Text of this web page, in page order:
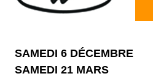
SAMEDI 6 DÉCEMBRE
SAMEDI 21 MARS